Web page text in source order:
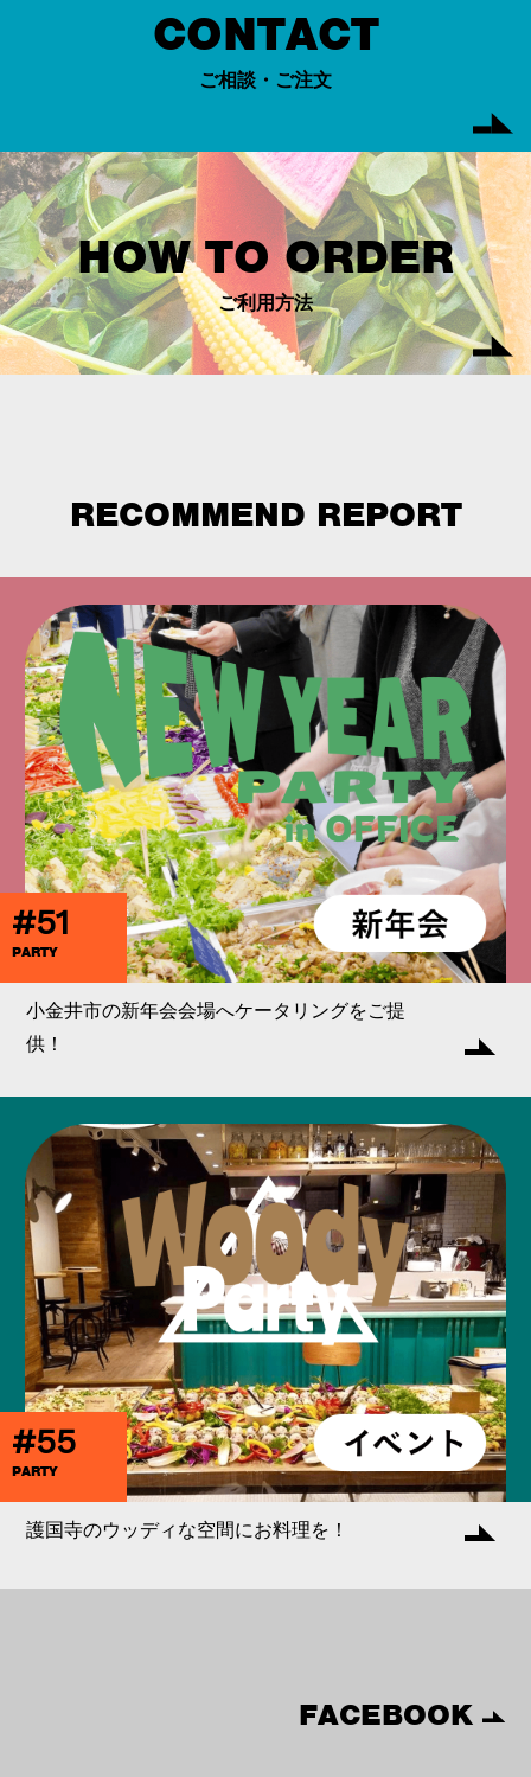
CONTACT
ご相談・ご注文
HOW TO ORDER
ご利用方法
RECOMMEND REPORT
#51
PARTY
小金井市の新年会会場へケータリングをご提
供！
#55
PARTY
護国寺のウッディな空間にお料理を！
FACEBOOK